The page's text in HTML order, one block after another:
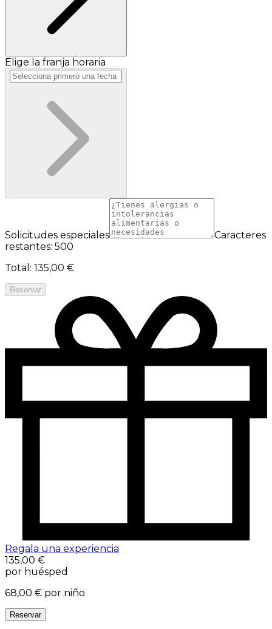
Elige la franja horaria
Solicitudes especiales
Caracteres
restantes: 500
Total : 135,00 €
Reservar
Regala una experiencia
135,00 €
por huésped
68,00 € por niño
Reservar